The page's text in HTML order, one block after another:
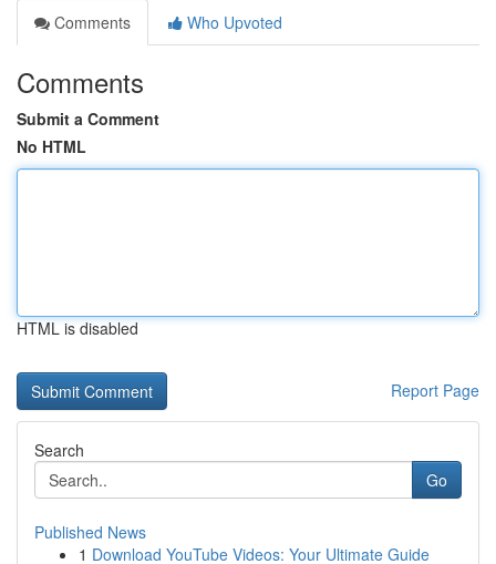
Comments
Who Upvoted
Comments
Submit a Comment
No HTML
HTML is disabled
Report Page
Search
Go
Published News
1 Download YouTube Videos: Your Ultimate Guide